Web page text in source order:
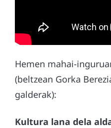
Hemen mahai-
(beltzean Gorka
galderak):
Kultura lana dela